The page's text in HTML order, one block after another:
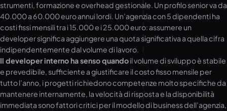
strumenti, formazione e overhead gestionale. Un profilo senior va da
40.000 a 60.000 euro annui lordi. Un’agenzia con 5 dipendenti ha
costi fissi mensili tra i 15.000 e i 25.000 euro: assumere un
developer significa aggiungere una quota significativa a quella cifra
indipendentemente dal volume di lavoro.
Il developer interno ha senso quandoil volume di sviluppo è stabile
e prevedibile, sufficiente a giustificare il costo fisso mensile per
tutto l’anno, i progetti richiedono competenze molto specifiche da
mantenere internamente, la velocità di risposta e la disponibilità
immediata sono fattori critici per il modello di business dell’agenzia,